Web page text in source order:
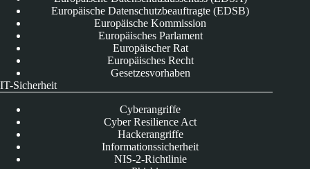
Europäische Datenschutzbeauftragte (EDSB)
Europäische Kommission
Europäisches Parlament
Europäischer Rat
Europäisches Recht
Gesetzesvorhaben
IT-Sicherheit
Cyberangriffe
Cyber Resilience Act
Hackerangriffe
Informationssicherheit
NIS-2-Richtlinie